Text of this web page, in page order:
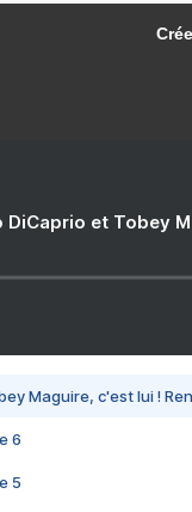
DiCaprio et Tobey
Maguire, c'est lui !
6
5